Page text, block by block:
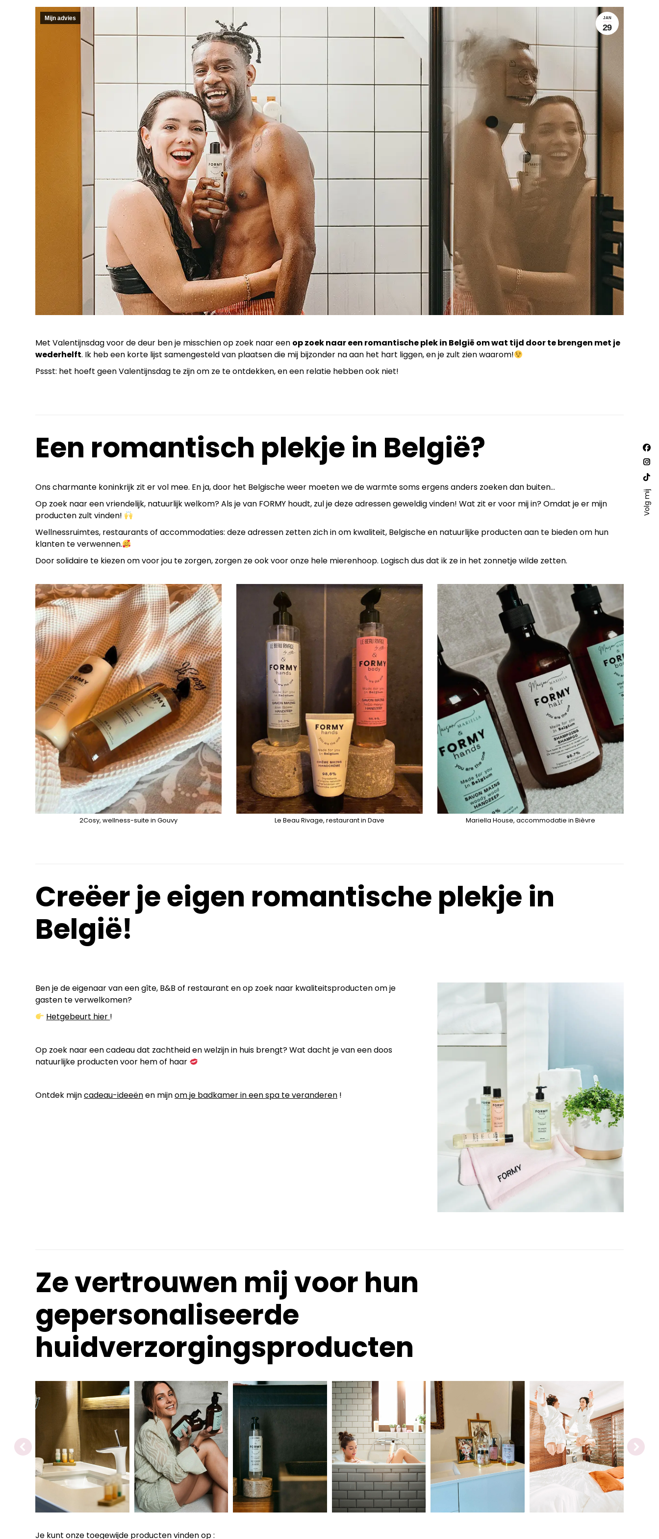
JAN
29
Mijn advies
Met Valentijnsdag voor de deur ben je misschien op zoek naar een op zoek naar een romantische plek in België om wat tijd door te brengen met je
wederhelft. Ik heb een korte lijst samengesteld van plaatsen die mij bijzonder na aan het hart liggen, en je zult zien waarom!
Pssst: het hoeft geen Valentijnsdag te zijn om ze te ontdekken, en een relatie hebben ook niet!
Een romantisch plekje in België?
Ons charmante koninkrijk zit er vol mee. En ja, door het Belgische weer moeten we de warmte soms ergens anders zoeken dan buiten…
Op zoek naar een vriendelijk, natuurlijk welkom? Als je van FORMY houdt, zul je deze adressen geweldig vinden! Wat zit er voor mij in? Omdat je er mijn
producten zult vinden!
Wellnessruimtes, restaurants of accommodaties: deze adressen zetten zich in om kwaliteit, Belgische en natuurlijke producten aan te bieden om hun
klanten te verwennen.
Door solidaire te kiezen om voor jou te zorgen, zorgen ze ook voor onze hele mierenhoop. Logisch dus dat ik ze in het zonnetje wilde zetten.
2Cosy, wellness-suite in Gouvy Le Beau Rivage, restaurant in Dave Mariella House, accommodatie in Bièvre
Creëer je eigen romantische plekje in
België!
Ben je de eigenaar van een gîte, B&B of restaurant en op zoek naar kwaliteitsproducten om je
gasten te verwelkomen?
Hetgebeurt hier !
Op zoek naar een cadeau dat zachtheid en welzijn in huis brengt? Wat dacht je van een doos
natuurlijke producten voor hem of haar
Ontdek mijncadeau-ideeënen mijnom je badkamer in een spa te veranderen !
Ze vertrouwen mij voor hun
gepersonaliseerde
huidverzorgingsproducten
Je kunt onze toegewijde producten vinden op :
Volg mij
Vind
op:
in
in